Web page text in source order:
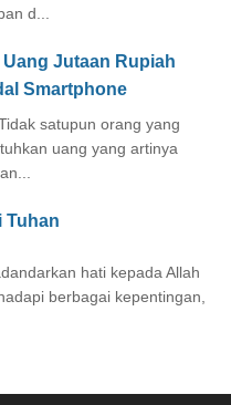
d...
Jutaan Rupiah
Smartphone
satupun orang yang
uang yang artinya
Tuhan
hati kepada Allah
berbagai kepentingan,